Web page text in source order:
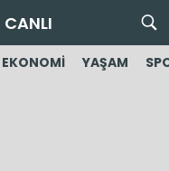
CANLI
EKONOMİ YAŞAM